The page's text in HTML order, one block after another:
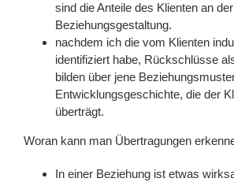
sind die Anteile des Klienten an
Beziehungsgestaltung.
nachdem ich die vom Klienten
identifiziert habe, Rückschlüsse
bilden über jene
Entwicklungsgeschichte, die der
überträgt.
Woran kann man Übertragungen
In einer Beziehung ist etwas